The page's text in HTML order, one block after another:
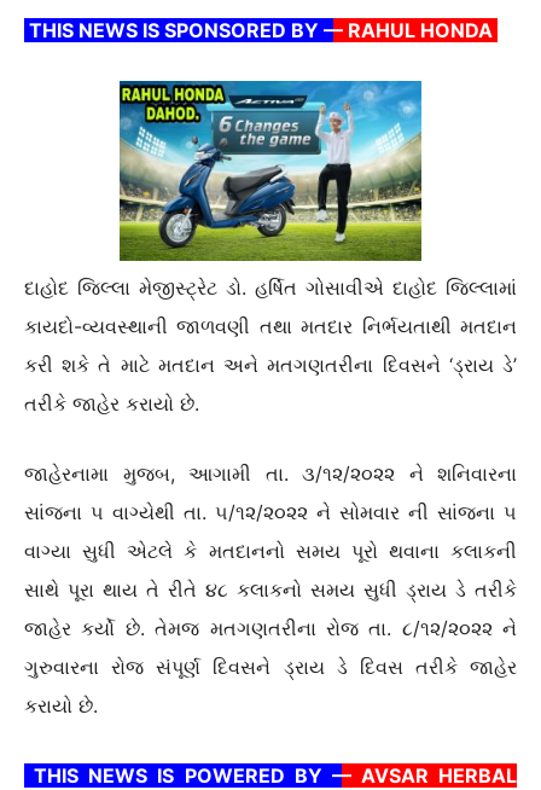
THIS NEWS IS SPONSORED BY –– RAHUL HONDA
દાહોદ જિલ્લા મેજીસ્ટ્રેટ ડો. હર્ષિત ગોસાવીએ દાહોદ જિલ્લામાં
કાયદો-વ્યવસ્થાની જાળવણી તથા મતદાર નિર્ભયતાથી મતદાન
કરી શકે તે માટે મતદાન અને મતગણતરીના દિવસને ‘ડ્રાય ડે’
તરીકે જાહેર કરાયો છે.
જાહેરનામા મુજબ, આગામી તા. ૩/૧૨/૨૦૨૨ ને શનિવારના
સાંજના ૫ વાગ્યેથી તા. ૫/૧૨/૨૦૨૨ ને સોમવાર ની સાંજના ૫
વાગ્યા સુધી એટલે કે મતદાનનો સમય પૂરો થવાના કલાકની
સાથે પૂરા થાય તે રીતે ૪૮ કલાકનો સમય સુધી ડ્રાય ડે તરીકે
જાહેર કર્યો છે. તેમજ મતગણતરીના રોજ તા. ૮/૧૨/૨૦૨૨ ને
ગુરુવારના રોજ સંપૂર્ણ દિવસને ડ્રાય ડે દિવસ તરીકે જાહેર
કરાયો છે.
THIS NEWS IS POWERED BY –– AVSAR HERBAL